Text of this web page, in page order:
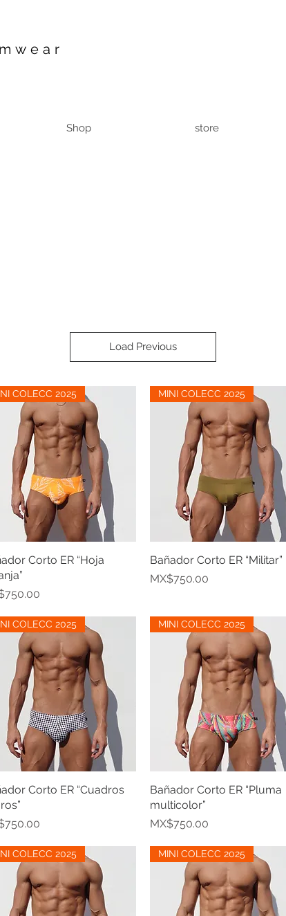
Shop store
Load Previous
Quick View
COLECC 2025
Corto ER “Hoja
Quick View
MINI COLECC 2025
Bañador Corto ER “Militar”
Price
MX$750.00
Quick View
COLECC 2025
Corto ER “Cuadros
Quick View
MINI COLECC 2025
Bañador Corto ER “Pluma
multicolor”
Price
MX$750.00
COLECC 2025 MINI COLECC 2025